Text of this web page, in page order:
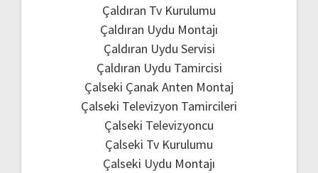
Çaldıran Tv Kurulumu
Çaldıran Uydu Montajı
Çaldıran Uydu Servisi
Çaldıran Uydu Tamircisi
Çalseki Çanak Anten Montaj
Çalseki Televizyon Tamircileri
Çalseki Televizyoncu
Çalseki Tv Kurulumu
Çalseki Uydu Montajı